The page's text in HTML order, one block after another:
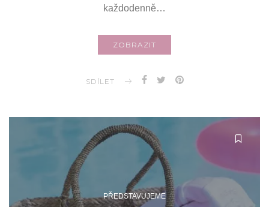
každodenně…
ZOBRAZIT
SDÍLET
PŘEDSTAVUJEME